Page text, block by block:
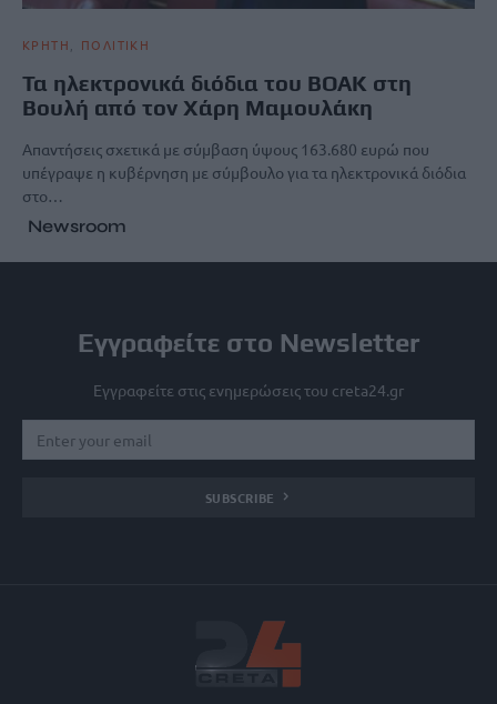
ΚΡΗΤΗ ΠΟΛΙΤΙΚΗ
Τα ηλεκτρονικά διόδια του ΒΟΑΚ στη
Βουλή από τον Χάρη Μαμουλάκη
Απαντήσεις σχετικά με σύμβαση ύψους 163.680 ευρώ που
υπέγραψε η κυβέρνηση με σύμβουλο για τα ηλεκτρονικά διόδια
στο…
Newsroom
Εγγραφείτε στο Newsletter
Εγγραφείτε στις ενημερώσεις του creta24.gr
SUBSCRIBE